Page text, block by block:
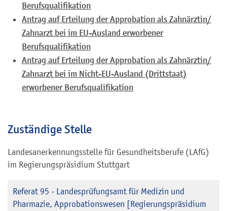
Berufsqualifikation
Antrag auf Erteilung der Approbation als Zahnärztin/
Zahnarzt bei im EU-Ausland erworbener
Berufsqualifikation
Antrag auf Erteilung der Approbation als Zahnärztin/
Zahnarzt bei im Nicht-EU-Ausland (Drittstaat)
erworbener Berufsqualifikation
Zuständige Stelle
Landesanerkennungsstelle für Gesundheitsberufe (LAfG)
im Regierungspräsidium Stuttgart
Referat 95 - Landesprüfungsamt für Medizin und
Pharmazie, Approbationswesen [Regierungspräsidium